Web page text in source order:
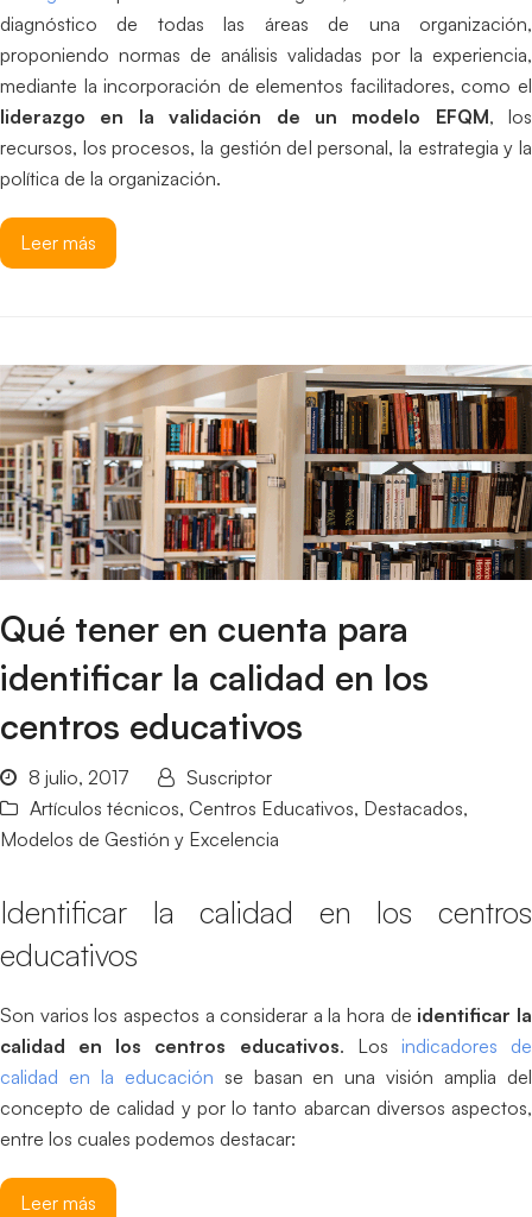
diagnóstico de todas las áreas de una organización,
proponiendo normas de análisis validadas por la experiencia,
mediante la incorporación de elementos facilitadores, como el
liderazgo en la validación de un modelo EFQM, los
recursos, los procesos, la gestión del personal, la estrategia y la
política de la organización.
Leer más
Qué tener en cuenta para
identificar la calidad en los
centros educativos
8 julio, 2017
Suscriptor
Artículos técnicos, Centros Educativos, Destacados,
Modelos de Gestión y Excelencia
Identificar la calidad en los centros
educativos
Son varios los aspectos a considerar a la hora de identificar la
calidad en los centros educativos. Los indicadores de
calidad en la educación se basan en una visión amplia del
concepto de calidad y por lo tanto abarcan diversos aspectos,
entre los cuales podemos destacar:
Leer más